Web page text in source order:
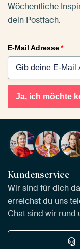
Wöchentliche
dein Postfach.
E-Mail Adresse*
Ja, ich möchte
Kundenservice
Wir sind für dich
erreichst du uns
Chat sind wir rund